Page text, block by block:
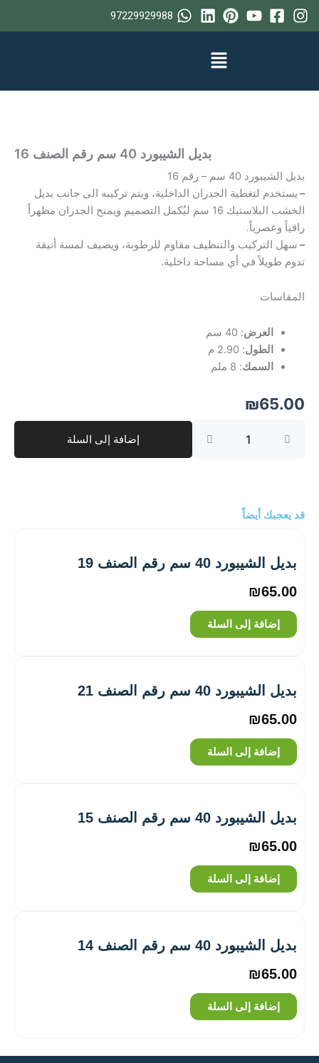
تخطي
إلى
97229929988
بديل الشيبورد 40 سم رقم الصنف 16
بديل الشيبورد 40 سم – رقم 16
– يستخدم لتغطية الجدران الداخلية، ويتم تركيبه الى جانب بديل
الخشب البلاستيك 16 سم ليُكمل التصميم ويمنح الجدران مظهراً
راقياً وعصرياً.
– سهل التركيب والتنظيف مقاوم للرطوبة، ويضيف لمسة أنيقة
تدوم طويلاً في أي مساحة داخلية.
المقاسات
العرض: 40 سم
الطول: 2.90 م
السمك: 8 ملم
₪65.00
الصنف
إضافة إلى السلة
قد يعجبك أيضاً
بديل الشيبورد 40 سم رقم الصنف 19
₪65.00
إضافة إلى السلة
بديل الشيبورد 40 سم رقم الصنف 21
₪65.00
إضافة إلى السلة
بديل الشيبورد 40 سم رقم الصنف 15
₪65.00
إضافة إلى السلة
بديل الشيبورد 40 سم رقم الصنف 14
₪65.00
إضافة إلى السلة